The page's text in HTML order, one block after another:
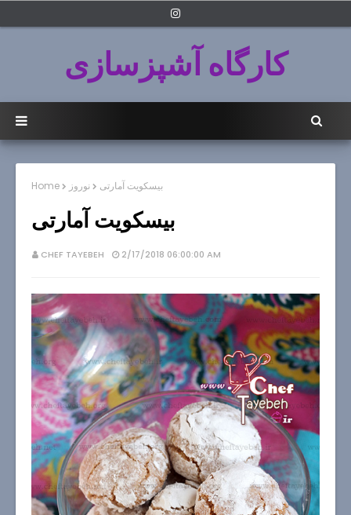
کارگاه آشپزسازی
Home نوروز بیسکویت آمارتی
بیسکویت آمارتی
CHEF TAYEBEH 2/17/2018 06:00:00 AM